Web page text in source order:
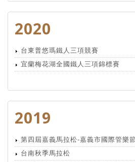
2020
台東普悠瑪鐵人三項競賽
宜蘭梅花湖全國鐵人三項錦標賽
2019
第四屆嘉義馬拉松-嘉義市國際管樂
台南秋季馬拉松